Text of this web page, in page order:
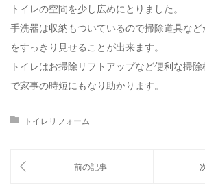
トイレの空間を少し広めにとりました。
手洗器は収納もついているので掃除道具な
をすっきり見せることが出来ます。
トイレはお掃除リフトアップなど便利な掃
で家事の時短にもなり助かります。
トイレリフォーム